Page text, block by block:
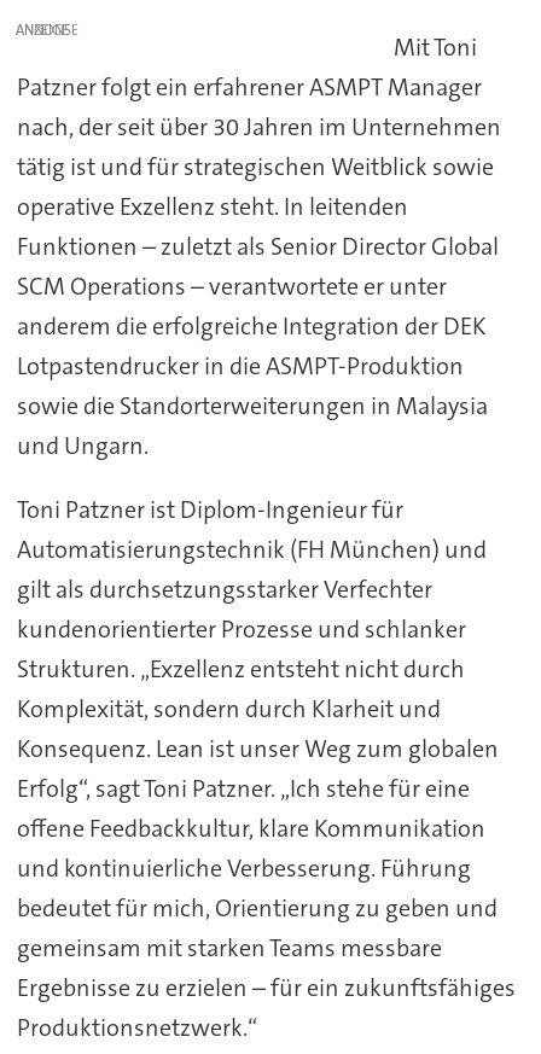
ANZEIGE
Mit Toni
Patzner folgt ein erfahrener ASMPT Manager
nach, der seit über 30 Jahren im Unternehmen
tätig ist und für strategischen Weitblick sowie
operative Exzellenz steht. In leitenden
Funktionen – zuletzt als Senior Director Global
SCM Operations – verantwortete er unter
anderem die erfolgreiche Integration der DEK
Lotpastendrucker in die ASMPT-Produktion
sowie die Standorterweiterungen in Malaysia
und Ungarn.
Toni Patzner ist Diplom-Ingenieur für
Automatisierungstechnik (FH München) und
gilt als durchsetzungsstarker Verfechter
kundenorientierter Prozesse und schlanker
Strukturen. „Exzellenz entsteht nicht durch
Komplexität, sondern durch Klarheit und
Konsequenz. Lean ist unser Weg zum globalen
Erfolg“, sagt Toni Patzner. „Ich stehe für eine
offene Feedbackkultur, klare Kommunikation
und kontinuierliche Verbesserung. Führung
bedeutet für mich, Orientierung zu geben und
gemeinsam mit starken Teams messbare
Ergebnisse zu erzielen – für ein zukunftsfähiges
Produktionsnetzwerk.“